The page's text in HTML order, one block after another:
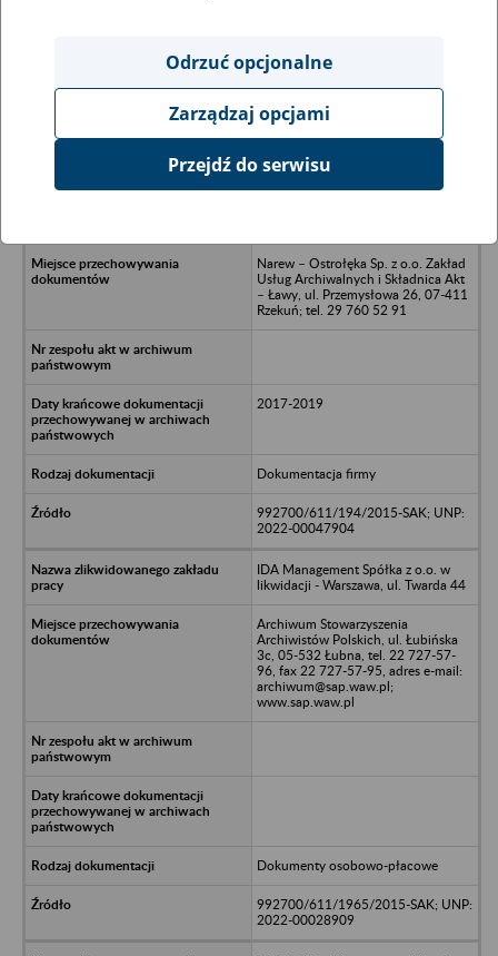
Ukryj wszystkie pozycje bazy
Oldar Spółka z o.o. w upadłości -
Narew – Ostrołęka Sp. z o.o. Zakład
Usług Archiwalnych i Składnica Akt
– Ławy, ul. Przemysłowa 26, 07-411
Rzekuń; tel. 29 760 52 91
2017-2019
Dokumentacja firmy
992700/611/194/2015-SAK; UNP:
2022-00047904
IDA Management Spółka z o.o. w
likwidacji - Warszawa, ul. Twarda 44
Archiwum Stowarzyszenia
Archiwistów Polskich, ul. Łubińska
3c, 05-532 Łubna, tel. 22 727-57-
96, fax 22 727-57-95, adres e-mail:
archiwum@sap.waw.pl;
www.sap.waw.pl
Dokumenty osobowo-płacowe
992700/611/1965/2015-SAK; UNP:
2022-00028909
Odrzuć opcjonalne
Zarządzaj opcjami
Przejdź do serwisu